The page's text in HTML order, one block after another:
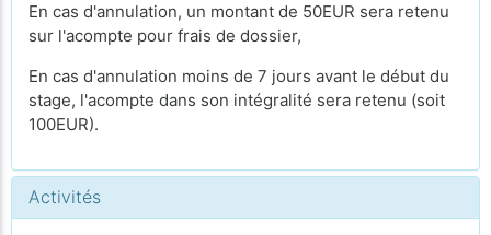
En cas d'annulation, un montant de 50EUR sera retenu
sur l'acompte pour frais de dossier,
En cas d'annulation moins de 7 jours avant le début du
stage, l'acompte dans son intégralité sera retenu (soit
100EUR).
Activités